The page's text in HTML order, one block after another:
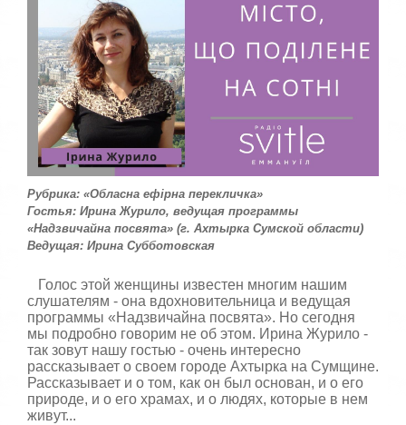
н
и
т
Рубрика: «Обласна ефірна перекличка»
Гостья: Ирина Журило, ведущая программы
«Надзвичайна посвята» (г. Ахтырка Сумской области)
Ведущая: Ирина Субботовская
Голос этой женщины известен многим нашим
слушателям - она ​​вдохновительница и ведущая
программы «Надзвичайна посвята». Но сегодня
мы подробно говорим не об этом. Ирина Журило -
так зовут нашу гостью - очень интересно
рассказывает о своем городе Ахтырка на Сумщине.
Рассказывает и о том, как он был основан, и о его
природе, и о его храмах, и о людях, которые в нем
живут...